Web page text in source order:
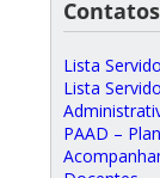
Lista
Lista
PAAD –